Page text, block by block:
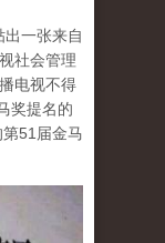
出一张来自
社会管理
电视不得
奖提名的
51届金马